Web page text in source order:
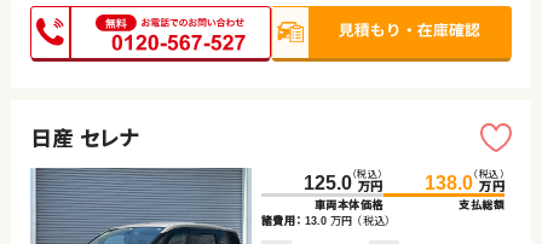
日産 セレナ
125.0（税込）
万円
車両本体価格
138.0（税込）
万円
支払総額
諸費用： 13.0 万円 （税込）